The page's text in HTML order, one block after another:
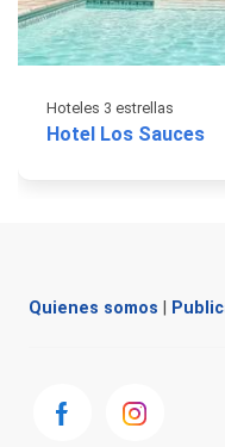
Hoteles 3 estrellas
Hotel Los Sauces
Quienes somos